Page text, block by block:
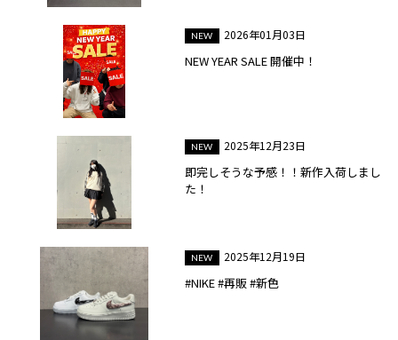
2026年01月03日
NEW YEAR SALE 開催中！
2025年12月23日
即完しそうな予感！！新作入荷しまし
た！
2025年12月19日
#NIKE #再販 #新色